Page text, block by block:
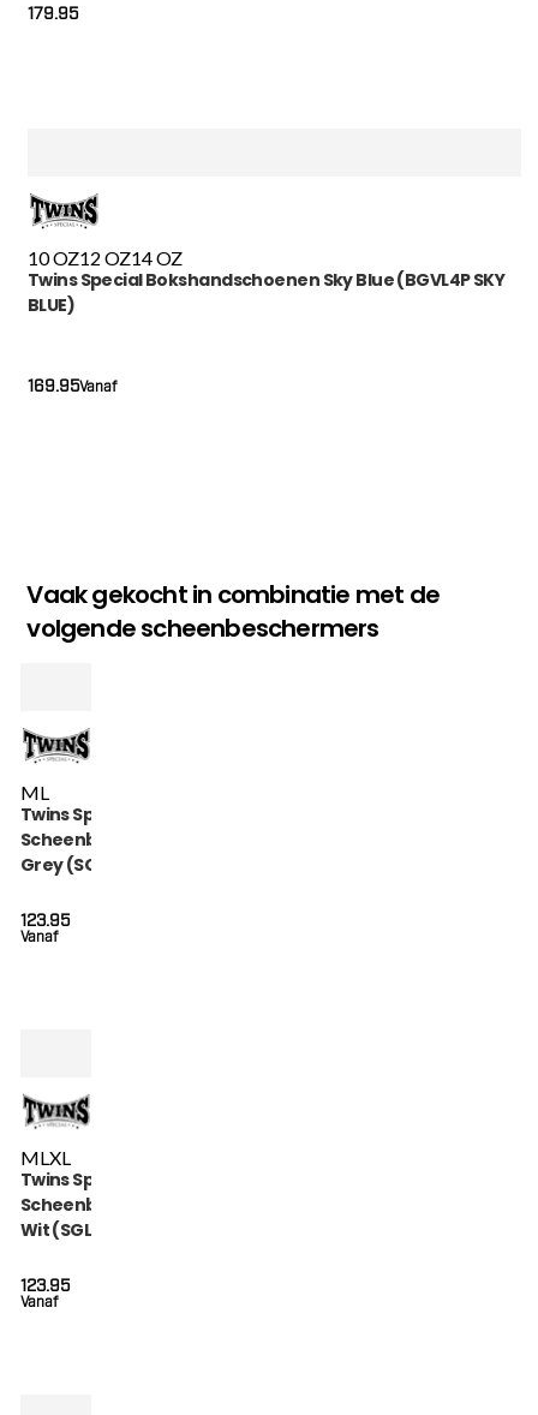
179.95
10 OZ12 OZ14 OZ
Twins Special Bokshandschoenen Sky Blue (BGVL4P SKY
BLUE)
Vanaf
169.95
Vaak gekocht in combinatie met de
volgende scheenbeschermers
ML
Twins Special
Scheenbeschermers
Grey (SGL 7 GREY)
Vanaf
123.95
MLXL
Twins Special
Scheenbeschermers
Wit (SGL 7 WHITE)
Vanaf
123.95